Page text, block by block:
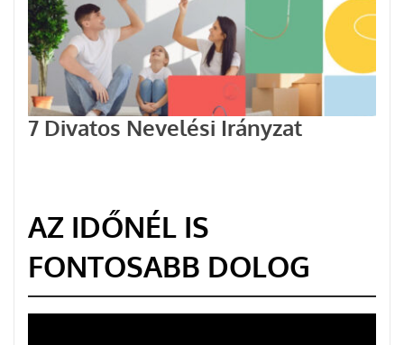
7 Divatos Nevelési Irányzat
AZ IDŐNÉL IS
FONTOSABB DOLOG